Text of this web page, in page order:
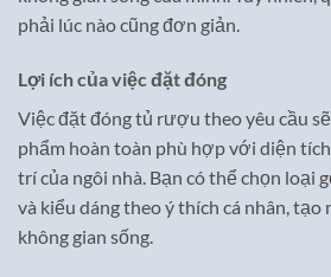
phải lúc nào cũng đơn giản.
Lợi ích của việc đặt đóng
Việc đặt đóng tủ rượu theo yêu cầu
phẩm hoàn toàn phù hợp với diện
trí của ngôi nhà. Bạn có thể chọn loại
và kiểu dáng theo ý thích cá nhân, tạo
không gian sống.